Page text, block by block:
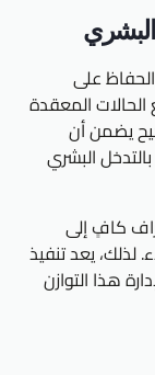
الحفاظ على
المعقدة
يضمن أن
البشري
كافٍ إلى
يعد تنفيذ
هذا التوازن